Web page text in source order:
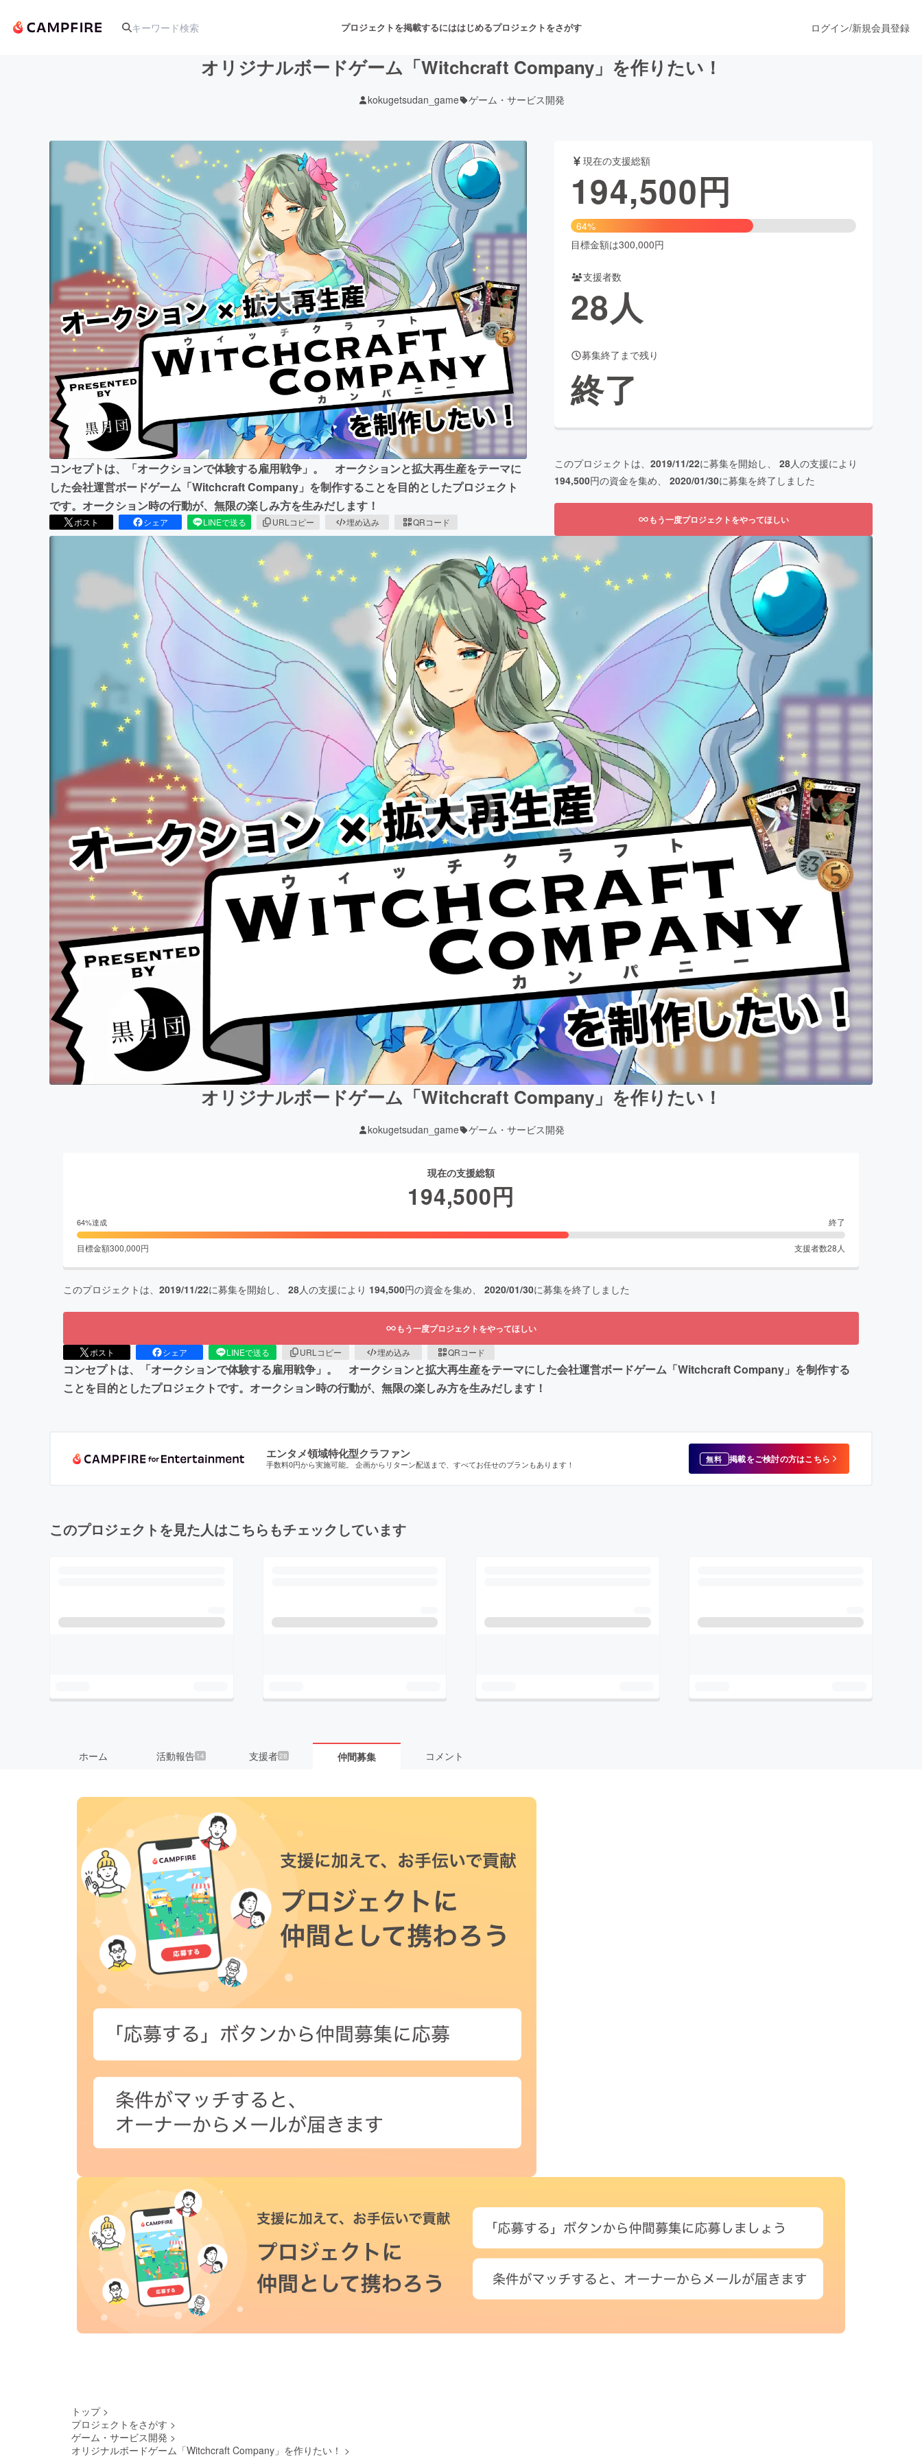
プロジェクトを掲載するにははじめるプロジェクトをさがす
アート・写真 音楽 舞台・パフォーマンス
テクノロジー・ガジェット ゲーム・サービス開発 フード・飲食店 ファッション
映像・映画 書籍・雑誌出版 アニメ・漫画
ビジネス・起業 チャレンジ ビューティー・ヘルスケア
まちづくり・地域活性化
CAMPFIRE for Social GoodCAMPFIRE Creation
CAMPFIREふるさと納税
machi-ya コミュニティ
ログイン/新規会員登録
オリジナルボードゲーム「Witchcraft Company」を作りたい！
kokugetsudan_game ゲーム・サービス開発
コンセプトは、「オークションで体験する雇用戦争」。 オークションと拡大再生産をテーマに
した会社運営ボードゲーム「Witchcraft Company」を制作することを目的としたプロジェクト
です。オークション時の行動が、無限の楽しみ方を生みだします！
ポスト シェア LINEで送る URLコピー 埋め込み QRコード
現在の支援総額
194,500円
64%
目標金額は300,000円
支援者数
28人
募集終了まで残り
終了
このプロジェクトは、 2019/11/22に募集を開始し、 28人の支援により
194,500円の資金を集め、 2020/01/30に募集を終了しました
もう一度プロジェクトをやってほしい
オリジナルボードゲーム「Witchcraft Company」を作りたい！
kokugetsudan_game ゲーム・サービス開発
現在の支援総額
194,500円
64%達成 終了
目標金額300,000円 支援者数28 人
このプロジェクトは、 2019/11/22に募集を開始し、 28人の支援により 194,500円の資金を集め、 2020/01/30に募集を終了しました
もう一度プロジェクトをやってほしい
ポスト シェア LINEで送る URLコピー 埋め込み QRコード
コンセプトは、「オークションで体験する雇用戦争」。 オークションと拡大再生産をテーマにした会社運営ボードゲーム「Witchcraft Company」を制作する
ことを目的としたプロジェクトです。オークション時の行動が、無限の楽しみ方を生みだします！
エンタメ領域特化型クラファン
手数料0円から実施可能。 企画からリターン配送まで、すべてお任せのプランもあります！ 無料 掲載をご検討の方はこちら
このプロジェクトを見た人はこちらもチェックしています
ホーム 活動報告 14 支援者28 仲間募集 コメント
トップ >
プロジェクトをさがす >
ゲーム・サービス開発 >
オリジナルボードゲーム「Witchcraft Company」を作りたい！ >